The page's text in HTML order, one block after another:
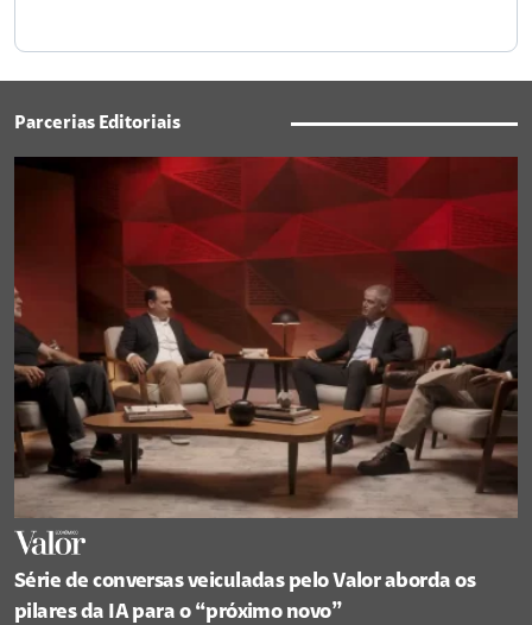
Parcerias Editoriais
Série de conversas veiculadas pelo Valor aborda os
pilares da IA para o “próximo novo”